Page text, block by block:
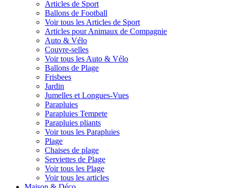
Articles de Sport
Ballons de Football
Voir tous les Articles de Sport
Articles pour Animaux de Compagnie
Auto & Vélo
Couvre-selles
Voir tous les Auto & Vélo
Ballons de Plage
Frisbees
Jardin
Jumelles et Longues-Vues
Parapluies
Parapluies Tempete
Parapluies pliants
Voir tous les Parapluies
Plage
Chaises de plage
Serviettes de Plage
Voir tous les Plage
Voir tous les articles